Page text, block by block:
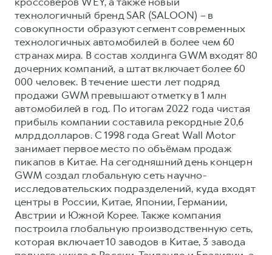
технологичный бренд SAR (SALOON) – в
совокупности образуют сегмент современных
технологичных автомобилей в более чем 60
странах мира. В состав холдинга GWM входят 80
дочерних компаний, а штат включает более 60
000 человек. В течение шести лет подряд
продажи GWM превышают отметку в 1 млн
автомобилей в год. По итогам 2022 года чистая
прибыль компании составила рекордные 20,6
млрд долларов. С 1998 года Great Wall Motor
занимает первое место по объёмам продаж
пикапов в Китае. На сегодняшний день концерн
GWM создал глобальную сеть научно-
исследовательских подразделений, куда входят
центры в России, Китае, Японии, Германии,
Австрии и Южной Корее. Также компания
построила глобальную производственную сеть,
которая включает 10 заводов в Китае, 3 завода